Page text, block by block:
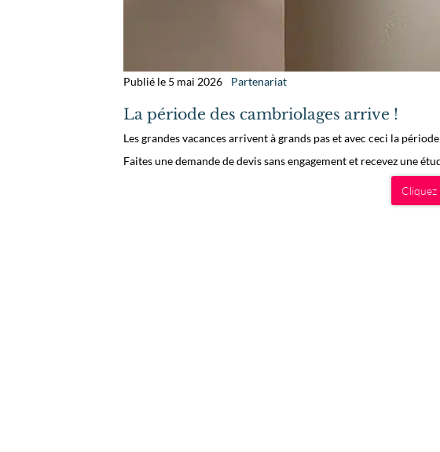
Publié le 5 mai 2026 Partenariat
La période des cambriolages arrive !
Les grandes vacances arrivent à grands pas et avec ceci la
Faites une demande de devis sans engagement et recevez une
Cliquez